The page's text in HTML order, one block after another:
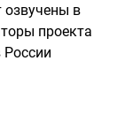
озвучены в
проекта